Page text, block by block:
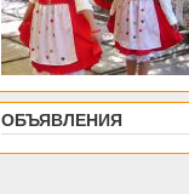
ОБЪЯВЛЕНИЯ